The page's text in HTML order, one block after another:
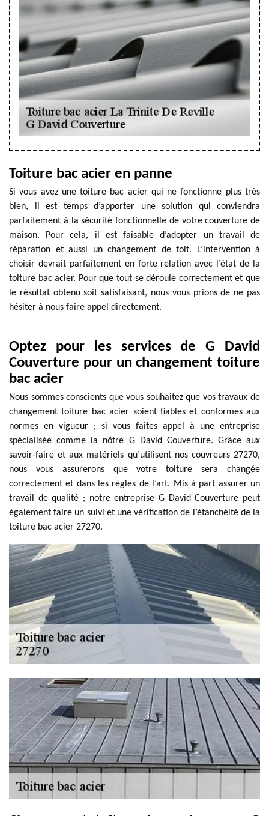
Toiture bac acier en panne
Si vous avez une toiture bac acier qui ne fonctionne plus très
bien, il est temps d’apporter une solution qui conviendra
parfaitement à la sécurité fonctionnelle de votre couverture de
maison. Pour cela, il est faisable d’adopter un travail de
réparation et aussi un changement de toit. L’intervention à
choisir devrait parfaitement en forte relation avec l’état de la
toiture bac acier. Pour que tout se déroule correctement et que
le résultat obtenu soit satisfaisant, nous vous prions de ne pas
hésiter à nous faire appel directement.
Optez pour les services de G David
Couverture pour un changement toiture
bac acier
Nous sommes conscients que vous souhaitez que vos travaux de
changement toiture bac acier soient fiables et conformes aux
normes en vigueur ; si vous faites appel à une entreprise
spécialisée comme la nôtre G David Couverture. Grâce aux
savoir-faire et aux matériels qu’utilisent nos couvreurs 27270,
nous vous assurerons que votre toiture sera changée
correctement et dans les règles de l’art. Mis à part assurer un
travail de qualité ; notre entreprise G David Couverture peut
également faire un suivi et une vérification de l’étanchéité de la
toiture bac acier 27270.